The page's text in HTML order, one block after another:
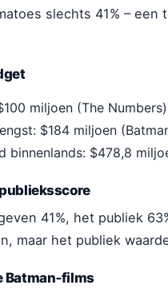
slechts 41% –
miljoen (The Numbers)
$184 miljoen
binnenlands: $478,8
41%, het publiek
maar het publiek
Batman‑films